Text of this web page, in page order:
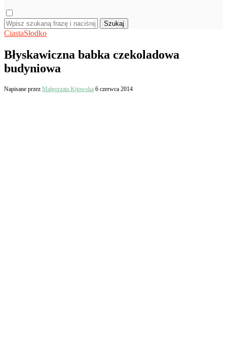
Szukaj
CiastaSłodko
Błyskawiczna babka czekoladowa
budyniowa
Napisane przez Małgorzata Kijowska 6 czerwca 2014